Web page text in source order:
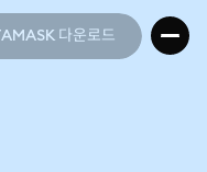
다운로드